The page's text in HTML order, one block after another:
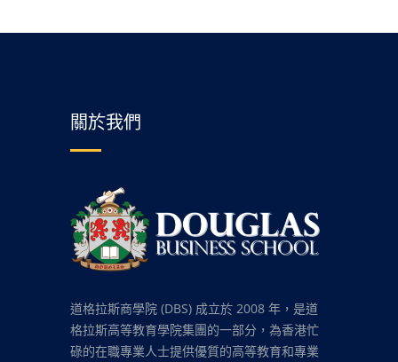
關於我們
道格拉斯商學院 (DBS) 成立於 2008 年，是道
格拉斯高等教育學院集團的一部分，為香港忙
碌的在職專業人士提供優質的高等教育和專業